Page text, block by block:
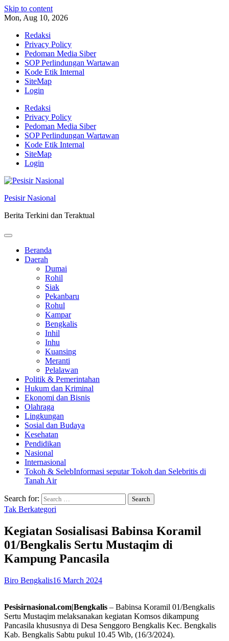
Skip to content
Mon, Aug 10, 2026
Redaksi
Privacy Policy
Pedoman Media Siber
SOP Perlindungan Wartawan
Kode Etik Internal
SiteMap
Login
Redaksi
Privacy Policy
Pedoman Media Siber
SOP Perlindungan Wartawan
Kode Etik Internal
SiteMap
Login
Pesisir Nasional
Berita Terkini dan Teraktual
Beranda
Daerah
Dumai
Rohil
Siak
Pekanbaru
Rohul
Kampar
Bengkalis
Inhil
Inhu
Kuansing
Meranti
Pelalawan
Politik & Pemerintahan
Hukum dan Kriminal
Ekonomi dan Bisnis
Olahraga
Lingkungan
Sosial dan Budaya
Kesehatan
Pendidikan
Nasional
Internasional
Tokoh & SelebInformasi seputar Tokoh dan Selebritis di
Tanah Air
Search for:
Tak Berkategori
Kegiatan Sosialisasi Babinsa Koramil
01/Bengkalis Sertu Mustaqim di
Kampung Pancasila
Biro Bengkalis16 March 2024
Pesisirnasional.com|Bengkalis – Babinsa Koramil 01/Bengkalis
Sertu Mustaqim melaksanakan kegiatan Komsos dikampung
Pancasila khususnya di Desa Senggoro Bengkalis Kec. Bengkalis
Kab. Bengkalis Sabtu pukul 10.45 Wib, (16/3/2024).